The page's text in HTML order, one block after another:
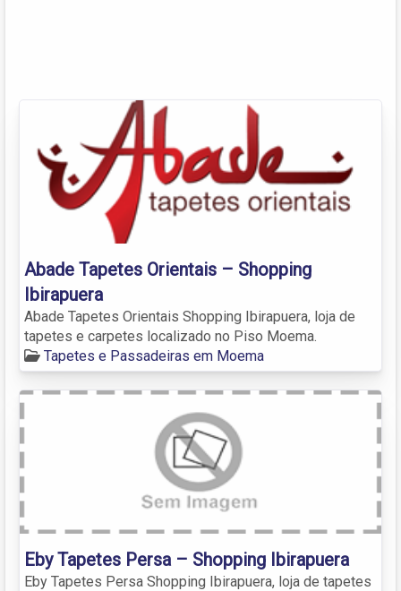
Abade Tapetes Orientais – Shopping
Ibirapuera
Abade Tapetes Orientais Shopping Ibirapuera, loja de
tapetes e carpetes localizado no Piso Moema.
Tapetes e Passadeiras em Moema
Eby Tapetes Persa – Shopping Ibirapuera
Eby Tapetes Persa Shopping Ibirapuera, loja de tapetes